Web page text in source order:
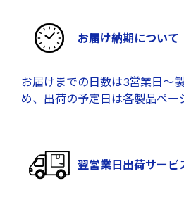
お届け納期について
お届けまでの日数は3営業日～
め、出荷の予定日は各製品ペー
翌営業日出荷サービ